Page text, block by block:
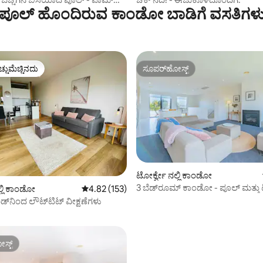
ಪೂಲ್ ಹೊಂದಿರುವ ಕಾಂಡೋ ಬಾಡಿಗೆ
101 ವಿಮರ್ಶೆಗಳು
ಕಾಂಡೋ 5 ರಲ್ಲಿ 4.82 ಸರಾಸರಿ ರೇಟಿಂಗ್, 153 ವಿಮರ್ಶೆಗಳು
4.82 (153)
ಲೌಟ್‌ಟಿಟ್ ವೀಕ್ಷಣೆಗಳು
ಸೂಪರ್‌ಹೋಸ್ಟ್
ಸೂಪರ್‌ಹೋಸ್ಟ್
ಟೋರ್ಕ್ವೇ ನಲ್ಲಿ ಕಾಂಡೋ
3 ಬೆಡ್‌ರೂಮ್ ಕಾಂಡೋ - ಪೂಲ್